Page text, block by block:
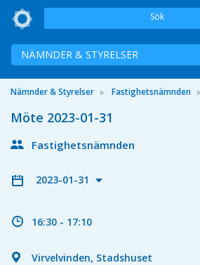
Sök
NÄMNDER & STYRELSER
Nämnder & Styrelser Fastighetsnämnden
Möte 2023-01-31
Fastighetsnämnden
2023-01-31
16:30 - 17:10
Virvelvinden, Stadshuset